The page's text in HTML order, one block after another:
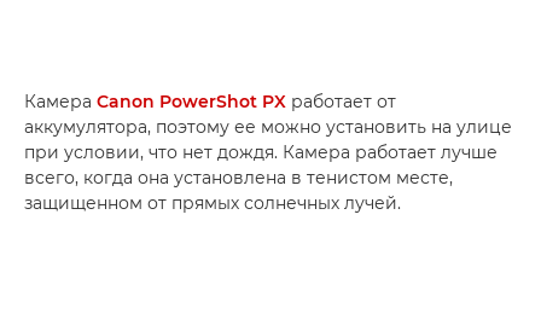
Камера Canon PowerShot PX работает от
аккумулятора, поэтому ее можно установить на улице
при условии, что нет дождя. Камера работает лучше
всего, когда она установлена в тенистом месте,
защищенном от прямых солнечных лучей.